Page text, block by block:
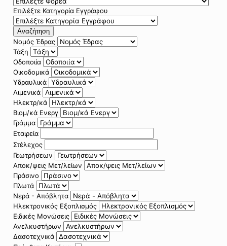
Επιλέξτε Κατηγορία Εγγράφου
Αναζήτηση
Νομός Έδρας
Τάξη
Οδοποιία
Οικοδομικά
Υδραυλικά
Λιμενικά
Ηλεκτρ/κά
Βιομ/κά Ενεργ
Γράμμα
Εταιρεία
Στέλεχος
Γεωτρήσεων
Αποκ/ψεις Μετ/λείων
Πράσινο
Πλωτά
Νερά - Απόβλητα
Ηλεκτρονικός Εξοπλισμός
Ειδικές Μονώσεις
Ανελκυστήρων
Δασοτεχνικά